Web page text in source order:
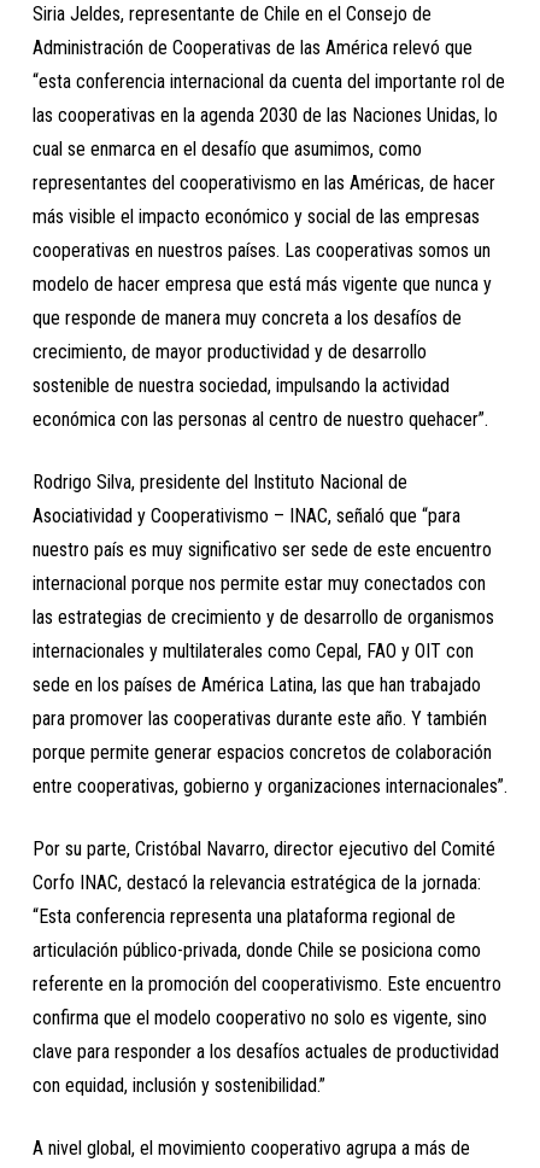
Siria Jeldes, representante de Chile en el Consejo de
Administración de Cooperativas de las América relevó que
“esta conferencia internacional da cuenta del importante rol de
las cooperativas en la agenda 2030 de las Naciones Unidas, lo
cual se enmarca en el desafío que asumimos, como
representantes del cooperativismo en las Américas, de hacer
más visible el impacto económico y social de las empresas
cooperativas en nuestros países. Las cooperativas somos un
modelo de hacer empresa que está más vigente que nunca y
que responde de manera muy concreta a los desafíos de
crecimiento, de mayor productividad y de desarrollo
sostenible de nuestra sociedad, impulsando la actividad
económica con las personas al centro de nuestro quehacer”.
Rodrigo Silva, presidente del Instituto Nacional de
Asociatividad y Cooperativismo – INAC, señaló que “para
nuestro país es muy significativo ser sede de este encuentro
internacional porque nos permite estar muy conectados con
las estrategias de crecimiento y de desarrollo de organismos
internacionales y multilaterales como Cepal, FAO y OIT con
sede en los países de América Latina, las que han trabajado
para promover las cooperativas durante este año. Y también
porque permite generar espacios concretos de colaboración
entre cooperativas, gobierno y organizaciones internacionales”.
Por su parte, Cristóbal Navarro, director ejecutivo del Comité
Corfo INAC, destacó la relevancia estratégica de la jornada:
“Esta conferencia representa una plataforma regional de
articulación público-privada, donde Chile se posiciona como
referente en la promoción del cooperativismo. Este encuentro
confirma que el modelo cooperativo no solo es vigente, sino
clave para responder a los desafíos actuales de productividad
con equidad, inclusión y sostenibilidad.”
A nivel global, el movimiento cooperativo agrupa a más de